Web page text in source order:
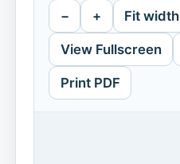
− + Fit width
View Fullscreen
Print PDF